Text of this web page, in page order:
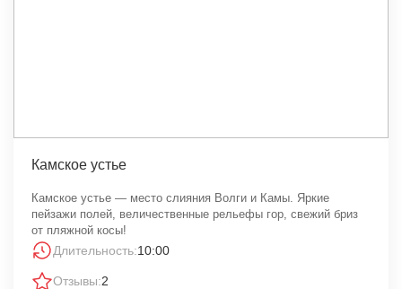
Камское устье
Камское устье — место слияния Волги и Камы. Яркие
пейзажи полей, величественные рельефы гор, свежий бриз
от пляжной косы!
Длительность:10:00
Отзывы:2